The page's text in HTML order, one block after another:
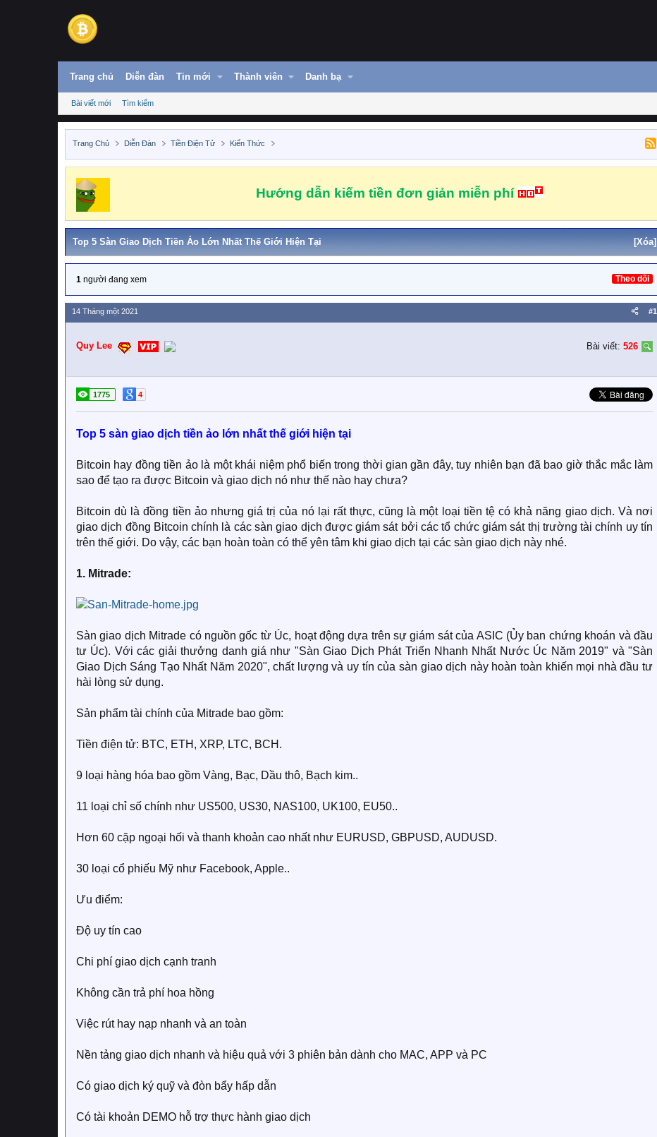
Trang chủ Diễn đàn Tin mới Thành viên Danh bạ
Bài viết mới Tìm kiếm
Trang Chủ Diễn Đàn Tiền Điện Tử Kiến Thức
Hướng dẫn kiếm tiền đơn giản miễn phí
Top 5 Sàn Giao Dịch Tiền Ảo Lớn Nhất Thế Giới Hiện Tại [Xóa]
1 người đang xem Theo dõi
14 Tháng một 2021 #1
Quy Lee Bài viết: 526
1775 4
Top 5 sàn giao dịch tiền ảo lớn nhất thế giới hiện tại
Bitcoin hay đồng tiền ảo là một khái niệm phổ biến trong thời gian gần đây, tuy nhiên bạn đã bao giờ thắc mắc làm
sao để tạo ra được Bitcoin và giao dịch nó như thế nào hay chưa?
Bitcoin dù là đồng tiền ảo nhưng giá trị của nó lại rất thực, cũng là một loại tiền tệ có khả năng giao dịch. Và nơi
giao dịch đồng Bitcoin chính là các sàn giao dịch được giám sát bởi các tổ chức giám sát thị trường tài chính uy tín
trên thế giới. Do vậy, các bạn hoàn toàn có thể yên tâm khi giao dịch tại các sàn giao dịch này nhé.
1. Mitrade:
Sàn giao dịch Mitrade có nguồn gốc từ Úc, hoạt động dựa trên sự giám sát của ASIC (Ủy ban chứng khoán và đầu
tư Úc). Với các giải thưởng danh giá như "Sàn Giao Dịch Phát Triển Nhanh Nhất Nước Úc Năm 2019" và "Sàn
Giao Dịch Sáng Tạo Nhất Năm 2020", chất lượng và uy tín của sàn giao dịch này hoàn toàn khiến mọi nhà đầu tư
hài lòng sử dụng.
Sản phẩm tài chính của Mitrade bao gồm:
Tiền điện tử: BTC, ETH, XRP, LTC, BCH.
9 loại hàng hóa bao gồm Vàng, Bạc, Dầu thô, Bạch kim..
11 loại chỉ số chính như US500, US30, NAS100, UK100, EU50..
Hơn 60 cặp ngoại hối và thanh khoản cao nhất như EURUSD, GBPUSD, AUDUSD.
30 loại cổ phiếu Mỹ như Facebook, Apple..
Ưu điểm:
Độ uy tín cao
Chi phí giao dịch cạnh tranh
Không cần trả phí hoa hồng
Việc rút hay nạp nhanh và an toàn
Nền tảng giao dịch nhanh và hiệu quả với 3 phiên bản dành cho MAC, APP và PC
Có giao dịch ký quỹ và đòn bẩy hấp dẫn
Có tài khoản DEMO hỗ trợ thực hành giao dịch